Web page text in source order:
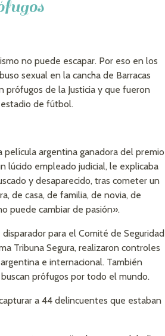
no puede escapar. Por eso en los
sexual en la cancha de Barracas
de la Justicia y que fueron
de fútbol.
película argentina ganadora del premio
lúcido empleado judicial, le explicaba
y desaparecido, tras cometer un
de casa, de familia, de novia, de
puede cambiar de pasión».
para el Comité de Seguridad
Tribuna Segura, realizaron controles
e internacional. También
prófugos por todo el mundo.
a 44 delincuentes que estaban